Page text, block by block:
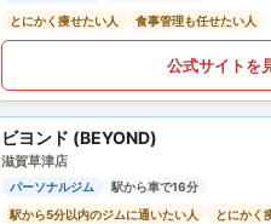
とにかく痩せたい人
食事管理も任せたい人
公式サイトを
ビヨンド (BEYOND)
滋賀草津店
パーソナルジム
駅から車で16分
駅から5分以内のジムに通いたい人
とにかく